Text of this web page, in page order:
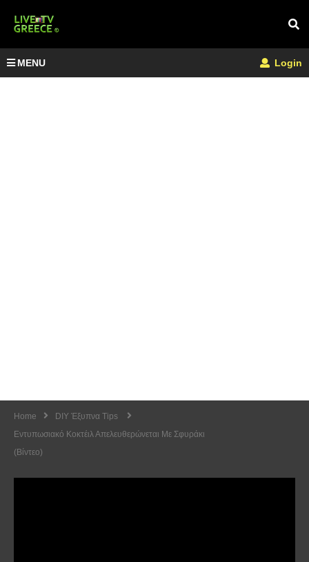
MENU Login
Home
DIY Έξυπνα Tips
Εντυπωσιακό Κοκτέιλ Απελευθερώνεται Με Σφυράκι
(Βίντεο)